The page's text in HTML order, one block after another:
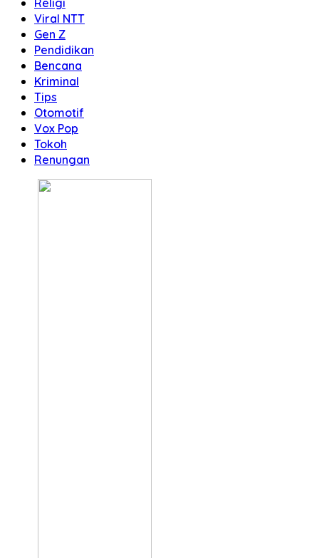
Religi
Viral NTT
Gen Z
Pendidikan
Bencana
Kriminal
Tips
Otomotif
Vox Pop
Tokoh
Renungan